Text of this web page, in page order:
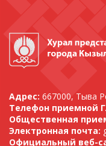
Адрес: 667000, Тыва
Телефон приемной
Общественная
Электронная почта:
Официальный веб-